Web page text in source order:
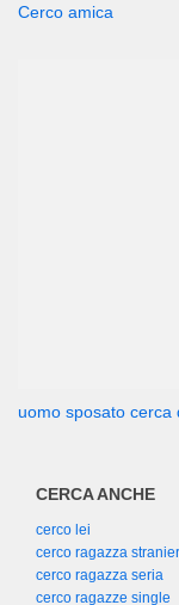
Cerco amica
uomo sposato cerca
CERCA ANCHE
cerco lei
cerco ragazza
cerco ragazza seria
cerco ragazze single